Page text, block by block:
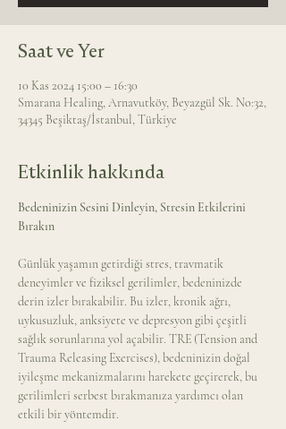
Saat ve Yer
10 Kas 2024 15:00 – 16:30
Smarana Healing, Arnavutköy, Beyazgül Sk. No:32,
34345 Beşiktaş/İstanbul, Türkiye
Etkinlik hakkında
Bedeninizin Sesini Dinleyin, Stresin Etkilerini
Bırakın
Günlük yaşamın getirdiği stres, travmatik
deneyimler ve fiziksel gerilimler, bedeninizde
derin izler bırakabilir. Bu izler, kronik ağrı,
uykusuzluk, anksiyete ve depresyon gibi çeşitli
sağlık sorunlarına yol açabilir. TRE (Tension and
Trauma Releasing Exercises), bedeninizin doğal
iyileşme mekanizmalarını harekete geçirerek, bu
gerilimleri serbest bırakmanıza yardımcı olan
etkili bir yöntemdir.